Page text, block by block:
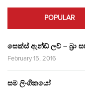
POPULAR
සෙක්ස් ඇන්ඩ් ලව් – බ්‍රා
February 15, 2016
සම ලිංගිකයෝ